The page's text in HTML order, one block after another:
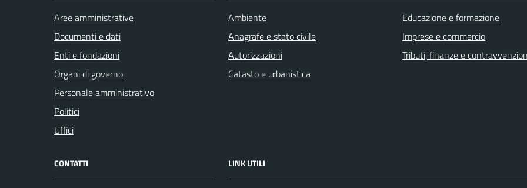
Aree amministrative
Documenti e dati
Enti e fondazioni
Organi di governo
Personale amministrativo
Politici
Uffici
Ambiente
Anagrafe e stato civile
Autorizzazioni
Catasto e urbanistica
Educazione e formazione
Imprese e commercio
Tributi, finanze e
CONTATTI LINK UTILI